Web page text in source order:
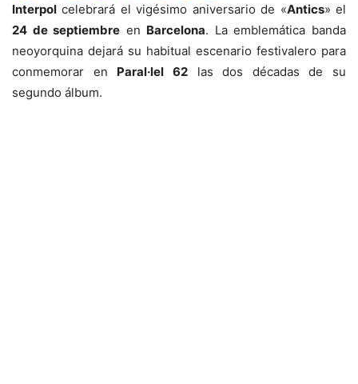
Interpol celebrará el vigésimo aniversario de «Antics» el
24 de septiembre en Barcelona. La emblemática banda
neoyorquina dejará su habitual escenario festivalero para
conmemorar en Paral·lel 62las dos décadas de su
segundo álbum.